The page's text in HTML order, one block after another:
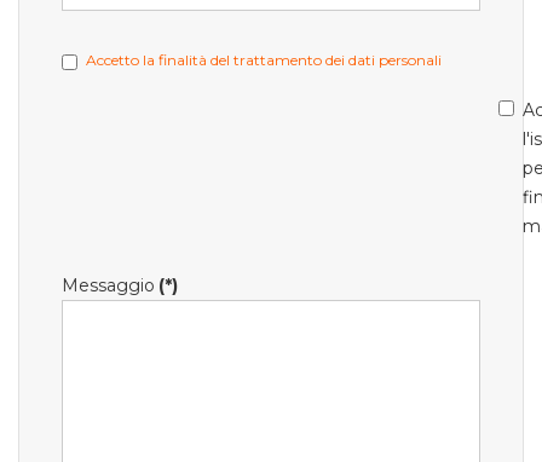
Accetto la finalità del trattamento dei dati personali
Messaggio (*)